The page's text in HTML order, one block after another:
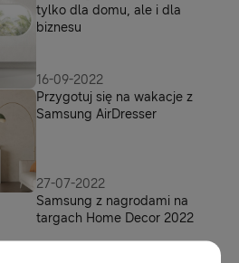
tylko dla domu, ale i dla
biznesu
16-09-2022
Przygotuj się na wakacje z
Samsung AirDresser
27-07-2022
Samsung z nagrodami na
targach Home Decor 2022